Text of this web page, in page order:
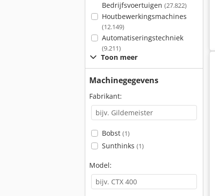
Bedrijfsvoertuigen (27.822)
Houtbewerkingsmachines
(12.149)
Automatiseringstechniek
(9.211)
Toon meer
Machinegegevens
Fabrikant:
Bobst (1)
Sunthinks (1)
Model: